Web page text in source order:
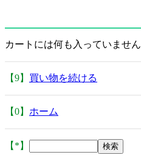
カートには何も入っていません
【9】 買い物を続ける
【0】 ホーム
【*】